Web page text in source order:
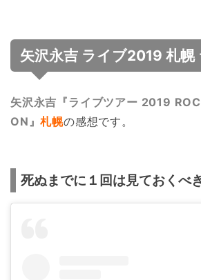
矢沢永吉 ライブ2019 札幌
矢沢永吉『ライブツアー 2019
ON』札幌の感想です。
死ぬまでに１回は見ておくべ